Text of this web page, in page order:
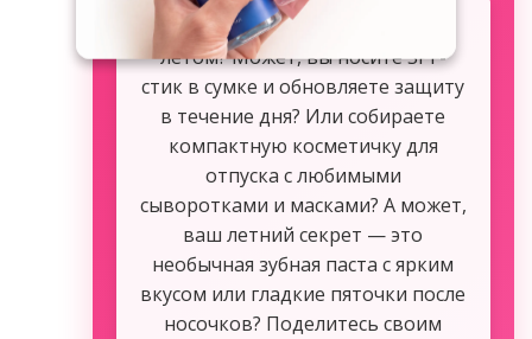
А какой у вас бьюти-ритуал
летом? Может, вы носите SPF-
стик в сумке и обновляете защиту
в течение дня? Или собираете
компактную косметичку для
отпуска с любимыми
сыворотками и масками? А может,
ваш летний секрет — это
необычная зубная паста с ярким
вкусом или гладкие пяточки после
носочков? Поделитесь своим